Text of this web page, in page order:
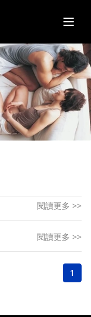
閱讀更多 >>
閱讀更多 >>
1